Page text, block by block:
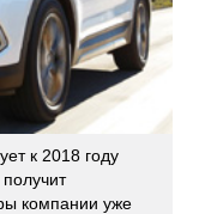
к 2018 году
компании уже